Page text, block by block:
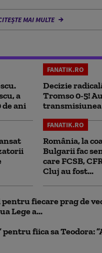
MAI MULTE
a
ani
FANATIK.RO
Decizie
Tromso 0-5!
FANATIK.RO
România, la
Bulgarii fac
care FCSB,
Cluj au fost...
fiecare prag de
Lege a...
fiica sa Teodora: